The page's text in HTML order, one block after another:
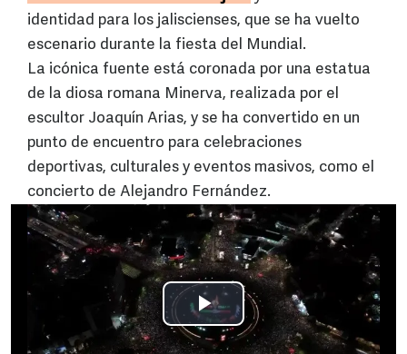
identidad para los jaliscienses, que se ha vuelto
escenario durante la fiesta del Mundial.
La icónica fuente está coronada por una estatua
de la diosa romana Minerva, realizada por el
escultor Joaquín Arias, y se ha convertido en un
punto de encuentro para celebraciones
deportivas, culturales y eventos masivos, como el
concierto de Alejandro Fernández.